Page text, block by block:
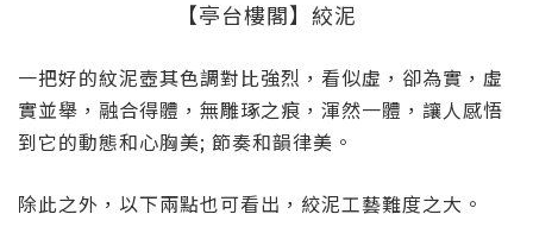
【亭台樓閣】絞泥
一把好的紋泥壺其色調對比強烈，看似虛，卻為實，虛
實並舉，融合得體，無雕琢之痕，渾然一體，讓人感悟
到它的動態和心胸美; 節奏和韻律美。
除此之外，以下兩點也可看出，絞泥工藝難度之大。